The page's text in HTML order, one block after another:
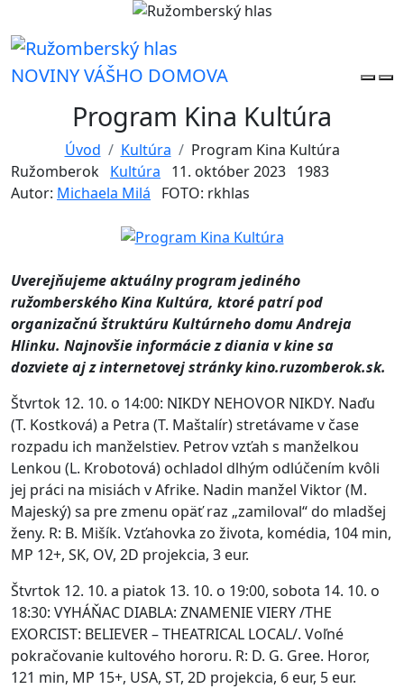
NOVINY VÁŠHO DOMOVA
Program Kina Kultúra
Úvod Kultúra
Program Kina Kultúra
Ružomberok Kultúra 11. október 2023 1983
Autor: Michaela Milá FOTO: rkhlas
Uverejňujeme aktuálny program jediného
ružomberského Kina Kultúra, ktoré patrí pod
organizačnú štruktúru Kultúrneho domu Andreja
Hlinku. Najnovšie informácie z diania v kine sa
dozviete aj z internetovej stránky kino.ruzomberok.sk.
Štvrtok 12. 10. o 14:00: NIKDY NEHOVOR NIKDY. Naďu
(T. Kostková) a Petra (T. Maštalír) stretávame v čase
rozpadu ich manželstiev. Petrov vzťah s manželkou
Lenkou (L. Krobotová) ochladol dlhým odlúčením kvôli
jej práci na misiách v Afrike. Nadin manžel Viktor (M.
Majeský) sa pre zmenu opäť raz „zamiloval“ do mladšej
ženy. R: B. Mišík. Vzťahovka zo života, komédia, 104 min,
MP 12+, SK, OV, 2D projekcia, 3 eur.
Štvrtok 12. 10. a piatok 13. 10. o 19:00, sobota 14. 10. o
18:30: VYHÁŇAC DIABLA: ZNAMENIE VIERY /THE
EXORCIST: BELIEVER – THEATRICAL LOCAL/. Voľné
pokračovanie kultového hororu. R: D. G. Gree. Horor,
121 min, MP 15+, USA, ST, 2D projekcia, 6 eur, 5 eur.